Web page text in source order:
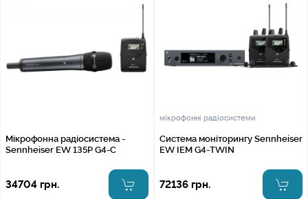
Мікрофонна радіосистема -
Sennheiser EW 135P G4-C
34704 грн.
мікрофонні радіосистеми
Система моніторингу Sennheiser
EW IEM G4-TWIN
72136 грн.